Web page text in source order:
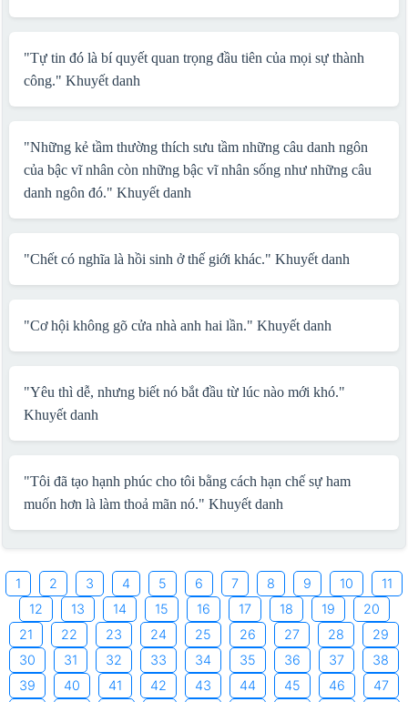
"Tự tin đó là bí quyết quan trọng đầu tiên của mọi sự thành
công." Khuyết danh
"Những kẻ tầm thường thích sưu tầm những câu danh ngôn
của bậc vĩ nhân còn những bậc vĩ nhân sống như những câu
danh ngôn đó." Khuyết danh
"Chết có nghĩa là hồi sinh ở thế giới khác." Khuyết danh
"Cơ hội không gõ cửa nhà anh hai lần." Khuyết danh
"Yêu thì dễ, nhưng biết nó bắt đầu từ lúc nào mới khó."
Khuyết danh
"Tôi đã tạo hạnh phúc cho tôi bằng cách hạn chế sự ham
muốn hơn là làm thoả mãn nó." Khuyết danh
1 2 3 4 5 6 7 8 9 10
11
12
13 14 15 16 17 18 19
20
21
22 23 24 25 26 27 28
29
30
31 32 33 34 35 36 37
38
39
40 41 42 43 44 45 46
47